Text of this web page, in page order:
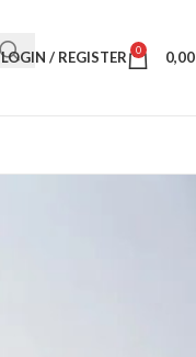
LOGIN / REGISTER 0